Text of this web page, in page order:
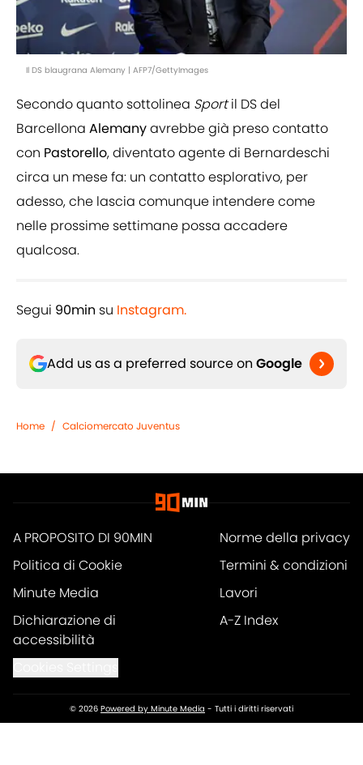
Il DS blaugrana Alemany | AFP7/GettyImages
Secondo quanto sottolinea Sportil DS del
Barcellona Alemanyavrebbe già preso contatto
con Pastorello, diventato agente di Bernardeschi
circa un mese fa: un contatto esplorativo, per
adesso, che lascia comunque intendere come
nelle prossime settimane possa accadere
qualcosa.
Segui 90min su Instagram.
Add us as a preferred source on Google
Home / Calciomercato Juventus
A PROPOSITO DI 90MIN
Norme della privacy
Politica di Cookie
Termini & condizioni
Minute Media
Lavori
Dichiarazione di
accessibilità
A-Z Index
© 2026 Powered by Minute Media - Tutti i diritti riservati